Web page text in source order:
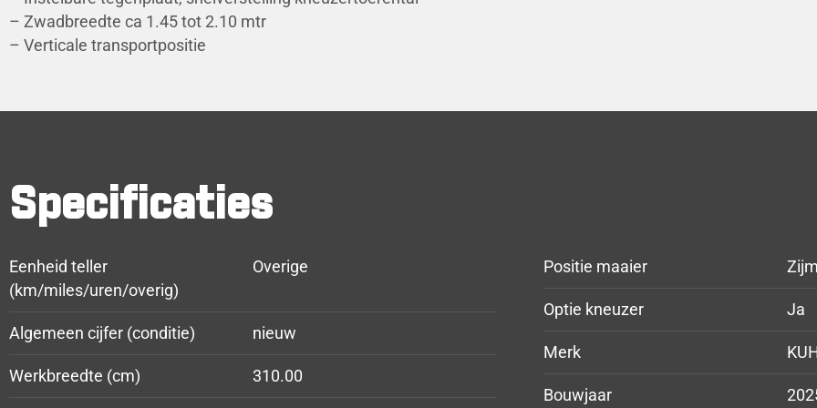
– Zwadbreedte ca 1.45 tot 2.10 mtr
– Verticale transportpositie
Specificaties
Eenheid teller
(km/miles/uren/overig)
Overige
Algemeen cijfer (conditie) nieuw
Werkbreedte (cm) 310.00
Positie maaier
Optie kneuzer Ja
Merk
Bouwjaar